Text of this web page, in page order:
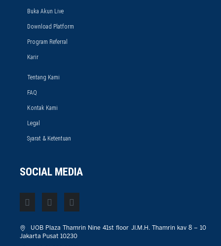
Buka Akun Live
Download Platform
Program Referral
Karir
Tentang Kami
FAQ
Kontak Kami
Legal
Syarat & Ketentuan
SOCIAL MEDIA
UOB Plaza Thamrin Nine 41st floor JI.M.H. Thamrin kav 8 – 10
Jakarta Pusat 10230